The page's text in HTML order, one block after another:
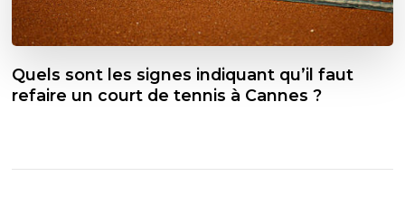
Quels sont les signes indiquant qu’il faut
refaire un court de tennis à Cannes ?